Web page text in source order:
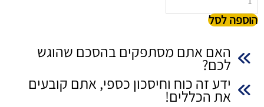
של
חוזה
טיח
WORD
הוספה לסל
האם אתם מסתפקים בהסכם שהוגש
לכם?
ידע זה כוח וחיסכון כספי, אתם קובעים
את הכללים!